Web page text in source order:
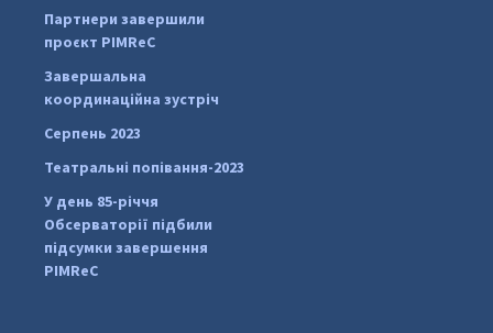
pimrec_project
Партнери завершили
проєкт PIMReC
Завершальна
координаційна зустріч
Серпень 2023
Театральні попівання-2023
У день 85-річчя
Обсерваторії підбили
підсумки завершення
PIMReC